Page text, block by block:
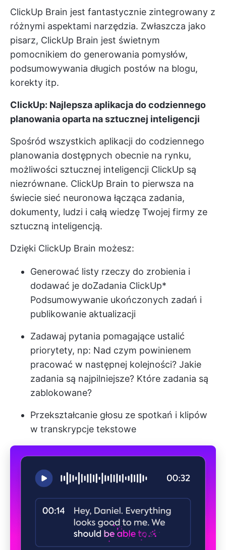
ClickUp Brain jest fantastycznie zintegrowany z
różnymi aspektami narzędzia. Zwłaszcza jako
pisarz, ClickUp Brain jest świetnym
pomocnikiem do generowania pomysłów,
podsumowywania długich postów na blogu,
korekty itp.
ClickUp: Najlepsza aplikacja do codziennego
planowania oparta na sztucznej inteligencji
Spośród wszystkich aplikacji do codziennego
planowania dostępnych obecnie na rynku,
możliwości sztucznej inteligencji ClickUp są
niezrównane. ClickUp Brain to pierwsza na
świecie sieć neuronowa łącząca zadania,
dokumenty, ludzi i całą wiedzę Twojej firmy ze
sztuczną inteligencją.
Dzięki ClickUp Brain możesz:
Generować listy rzeczy do zrobienia i
dodawać je doZadania ClickUp*
Podsumowywanie ukończonych zadań i
publikowanie aktualizacji
Zadawaj pytania pomagające ustalić
priorytety, np: Nad czym powinienem
pracować w następnej kolejności? Jakie
zadania są najpilniejsze? Które zadania są
zablokowane?
Przekształcanie głosu ze spotkań i klipów
w transkrypcje tekstowe